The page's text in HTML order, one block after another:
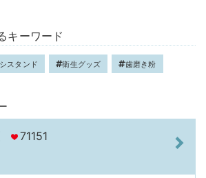
キーワード
スタンド 衛生グッズ 歯磨き粉
71151